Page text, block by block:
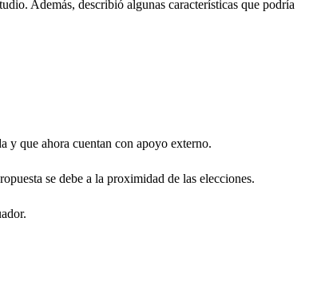
Además, describió algunas características que podría
y que ahora cuentan con apoyo externo.
se debe a la proximidad de las elecciones.